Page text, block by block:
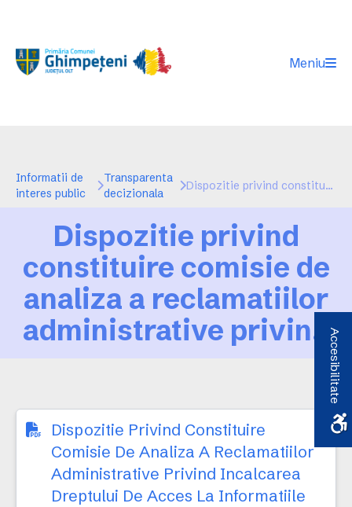
Meniu
Informatii de
interes public
Transparenta
decizionala
Dispozitie privind constituire comisie de analiza a reclamatiilor administrative privind incalcarea dreptului de acces la informatiile de interes public
Dispozitie privind
constituire comisie de
analiza a reclamatiilor
administrative privind
incalcarea dreptului de
acces la informatiile de
interes public
Dispozitie Privind Constituire
Comisie De Analiza A Reclamatiilor
Administrative Privind Incalcarea
Dreptului De Acces La Informatiile
Accesibilitate